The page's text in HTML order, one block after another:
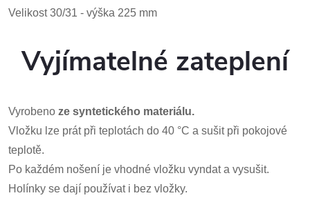
Velikost 30/31 - výška 225 mm
Vyjímatelné zateplení
Vyrobeno ze syntetického materiálu.
Vložku lze prát při teplotách do 40 °C a sušit při pokojové
teplotě.
Po každém nošení je vhodné vložku vyndat a vysušit.
Holínky se dají používat i bez vložky.